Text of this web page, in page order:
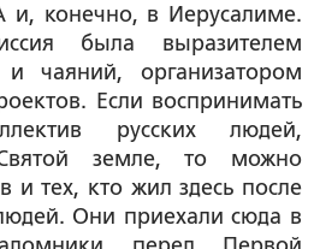
конечно, в Иерусалиме.
была выразителем
и чаяний, организатором
Если воспринимать
русских людей,
земле, то можно
и тех, кто жил здесь после
Они приехали сюда в